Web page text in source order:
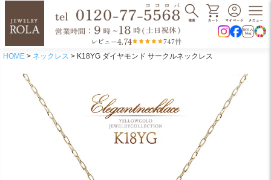
レビュー4.74 747件
HOME ネックレス K18YG ダイヤモンド サークルネックレス